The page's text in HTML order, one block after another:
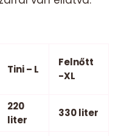
Tini – L
Felnőtt
-XL
220
liter
330 liter